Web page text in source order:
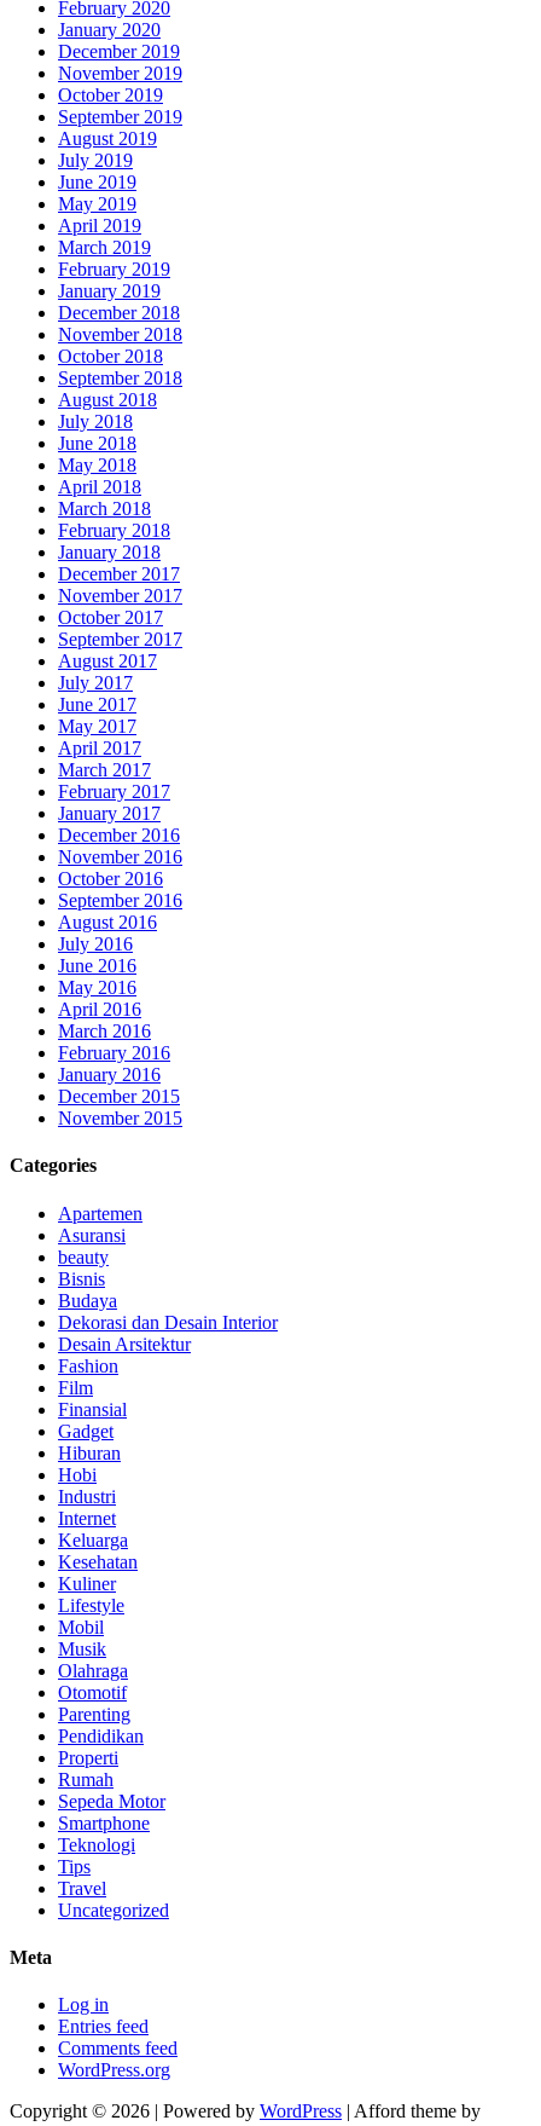
February 2020
January 2020
December 2019
November 2019
October 2019
September 2019
August 2019
July 2019
June 2019
May 2019
April 2019
March 2019
February 2019
January 2019
December 2018
November 2018
October 2018
September 2018
August 2018
July 2018
June 2018
May 2018
April 2018
March 2018
February 2018
January 2018
December 2017
November 2017
October 2017
September 2017
August 2017
July 2017
June 2017
May 2017
April 2017
March 2017
February 2017
January 2017
December 2016
November 2016
October 2016
September 2016
August 2016
July 2016
June 2016
May 2016
April 2016
March 2016
February 2016
January 2016
December 2015
November 2015
Categories
Apartemen
Asuransi
beauty
Bisnis
Budaya
Dekorasi dan Desain Interior
Desain Arsitektur
Fashion
Film
Finansial
Gadget
Hiburan
Hobi
Industri
Internet
Keluarga
Kesehatan
Kuliner
Lifestyle
Mobil
Musik
Olahraga
Otomotif
Parenting
Pendidikan
Properti
Rumah
Sepeda Motor
Smartphone
Teknologi
Tips
Travel
Uncategorized
Meta
Log in
Entries feed
Comments feed
WordPress.org
Copyright © 2026 | Powered by WordPress | Afford theme by